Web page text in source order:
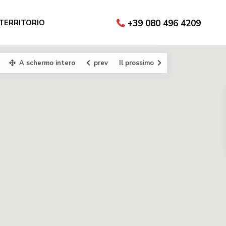
+39 080 496 4209
A schermo intero prev Il prossimo